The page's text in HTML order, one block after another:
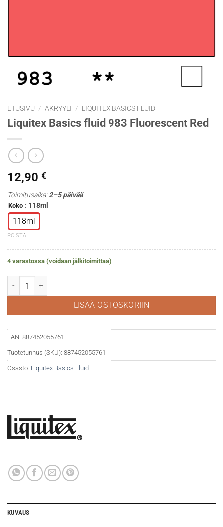
ETUSIVU / AKRYYLI / LIQUITEX BASICS FLUID
Liquitex Basics fluid 983 Fluorescent Red
12,90 €
Toimitusaika:2–5 päivää
Koko : 118ml
118ml
POISTA
4 varastossa (voidaan jälkitoimittaa)
Liquitex Basics fluid 983 Fluorescent Red määrä
LISÄÄ OSTOSKORIIN
EAN: 887452055761
Tuotetunnus (SKU): 887452055761
Osasto: Liquitex Basics Fluid
KUVAUS